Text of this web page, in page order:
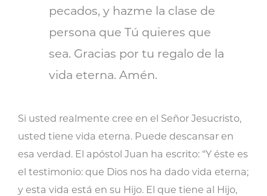
pecados, y hazme la clase de
persona que Tú quieres que
sea. Gracias por tu regalo de la
vida eterna. Amén.
Si usted realmente cree en el Señor Jesucristo,
usted tiene vida eterna. Puede descansar en
esa verdad. El apóstol Juan ha escrito: “Y éste es
el testimonio: que Dios nos ha dado vida eterna;
y esta vida está en su Hijo. El que tiene al Hijo,